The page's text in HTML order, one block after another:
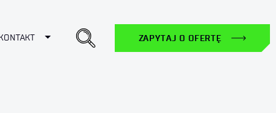
Toggle Dropdown ZAPYTAJ O OFERTĘ